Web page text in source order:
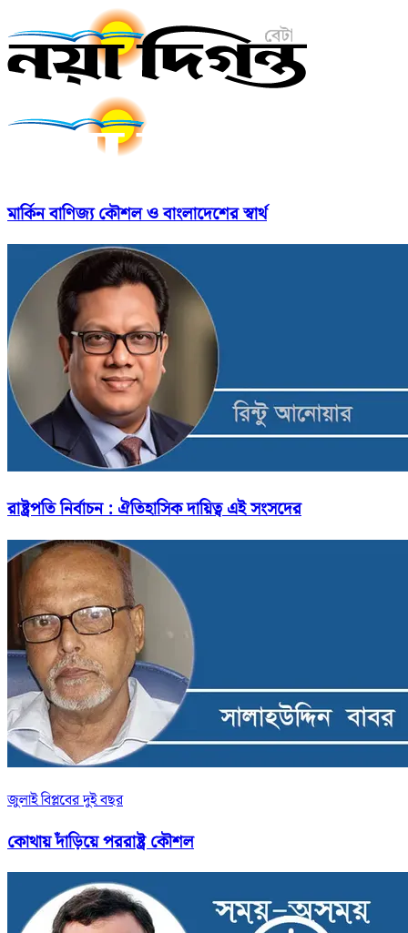
মার্কিন বাণিজ্য কৌশল ও বাংলাদেশের স্বার্থ
রাষ্ট্রপতি নির্বাচন : ঐতিহাসিক দায়িত্ব এই সংসদের
জুলাই বিপ্লবের দুই বছর
কোথায় দাঁড়িয়ে পররাষ্ট্র কৌশল